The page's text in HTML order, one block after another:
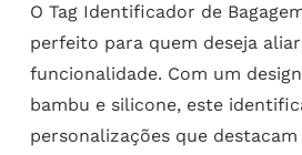
O Tag Identificador de
perfeito para quem deseja
funcionalidade. Com um
bambu e silicone, este
personalizações que